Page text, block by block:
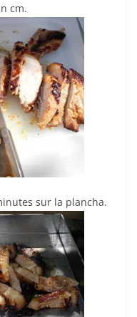
cm.
sur la plancha.